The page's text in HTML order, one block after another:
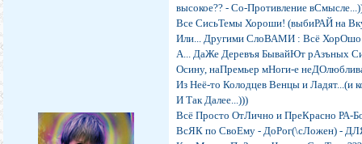
высокое?? - Со-Противление
Все СисьТемы Хороши! (выбиРАЙ на
Или... Другими СлоВАМИ : Всё ХорОшо
А... ДаЖе Деревъя БывайЮт рАзъных
Осину, наПремьер мНоги-е
Из Неё-то Колодцев Венцы и Ладят...(и
И Так Далее...)))
Всё Просто ОтЛично и ПреКрасно РА-
ВсЯК по СвоЕму - ДоРог(\сЛожен) -